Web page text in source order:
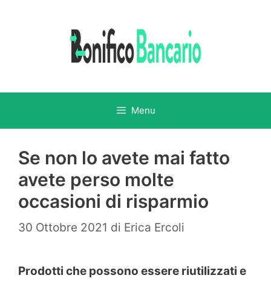
Menu
Se non lo avete mai fatto
avete perso molte
occasioni di risparmio
30 Ottobre 2021 di Erica Ercoli
Prodotti che possono essere riutilizzati e